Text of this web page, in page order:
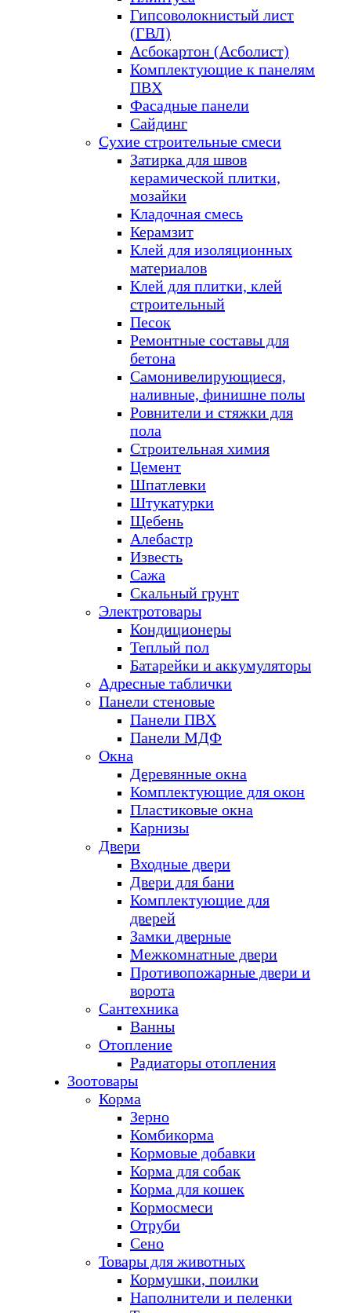
Гипсоволокнистый лист
(ГВЛ)
Асбокартон (Асболист)
Комплектующие к панелям
ПВХ
Фасадные панели
Сайдинг
Сухие строительные смеси
Затирка для швов
керамической плитки,
мозайки
Кладочная смесь
Керамзит
Клей для изоляционных
материалов
Клей для плитки, клей
строительный
Песок
Ремонтные составы для
бетона
Самонивелирующиеся,
наливные, финишне полы
Ровнители и стяжки для
пола
Строительная химия
Цемент
Шпатлевки
Штукатурки
Щебень
Алебастр
Известь
Сажа
Скальный грунт
Электротовары
Кондиционеры
Теплый пол
Батарейки и аккумуляторы
Адресные таблички
Панели стеновые
Панели ПВХ
Панели МДФ
Окна
Деревянные окна
Комплектующие для окон
Пластиковые окна
Карнизы
Двери
Входные двери
Двери для бани
Комплектующие для
дверей
Замки дверные
Межкомнатные двери
Противопожарные двери и
ворота
Сантехника
Ванны
Отопление
Радиаторы отопления
Зоотовары
Корма
Зерно
Комбикорма
Кормовые добавки
Корма для собак
Корма для кошек
Кормосмеси
Отруби
Сено
Товары для животных
Кормушки, поилки
Наполнители и пеленки